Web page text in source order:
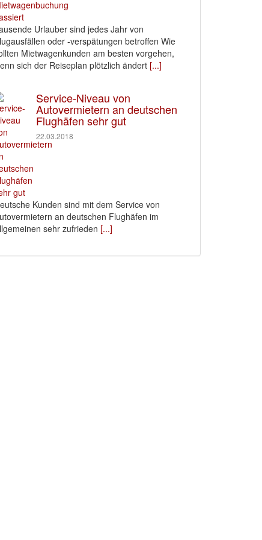
Urlauber sind jedes Jahr von
oder -verspätungen betroffen Wie
Mietwagenkunden am besten vorgehen,
sich der Reiseplan plötzlich ändert [...]
Service-Niveau von
Autovermietern an deutschen
Flughäfen sehr gut
22.03.2018
Kunden sind mit dem Service von
an deutschen Flughäfen im
sehr zufrieden [...]